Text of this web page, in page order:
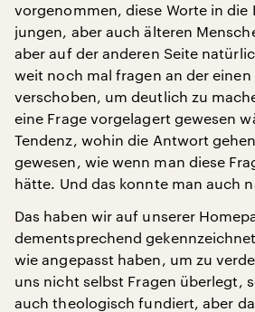
vorgenommen, diese Worte in die
jungen, aber auch älteren
aber auf der anderen Seite
weit noch mal fragen an der
verschoben, um deutlich zu
eine Frage vorgelagert gewesen
Tendenz, wohin die Antwort
gewesen, wie wenn man diese
hätte. Und das konnte man auch
Das haben wir auf unserer
dementsprechend
wie angepasst haben, um zu
uns nicht selbst Fragen überlegt,
auch theologisch fundiert, aber